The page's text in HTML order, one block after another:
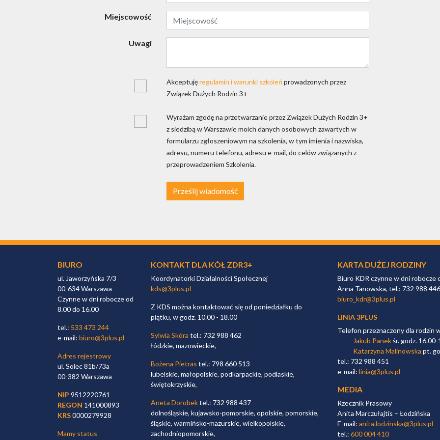
Miejscowość
Uwagi
Akceptujęregulamin i warunki szkoleń prowadzonych przez
Związek Dużych Rodzin 3+
Wyrażam zgodę na przetwarzanie przez Związek Dużych Rodzin 3+
z siedzibą w Warszawie moich danych osobowych zawartych w
formularzu zgłoszeniowym na szkolenia, w tym imienia i nazwiska,
adresu, numeru telefonu, adresu e-mail, do celów związanych z
przeprowadzeniem Szkolenia.
Prześlij wiadomość
BIURO
ul. Jaworzyńska 7/3
00-634 Warszawa
Czynne w dni robocze od
8.00 do 16.00
tel.: 533 473 244
e-mail: biuro@3plus.pl
Adres rejestrowy
ul. Solec 81b/73a
00-382 Warszawa
NIP 9512220761
REGON 141000893
KRS0000279928
Mamy status
KONTAKT DLA KÓŁ ZDR3+
Koordynatorki Działalności Społecznej
kds@3plus.pl
Z KDS można kontaktować się od poniedziałku do
piątku, w godz. 10.00 - 18.00
Sylwia Skóra tel.: 732 988 462
łódzkie, mazowieckie,
Bożena Pietras tel.: 798 660 513
lubelskie, małopolskie, podkarpackie, podlaskie,
świętokrzyskie,
Aneta Dorobektel.: 732 988 437
dolnośląskie, kujawsko-pomorskie, opolskie, pomorskie,
śląskie, warmińsko-mazurskie, wielkopolskie,
zachodniopomorskie,
KARTA DUŻEJ RODZINY
Biuro KDR czynne w dni robocze
Anna Tanowska, tel.: 732 988 446
biuro_kdr@3plus.pl
LINIA 3PLUS
Telefon przeznaczony dla rodzin
Jakub Panekśr. godz. 16.00-
Katarzyna Malinowska pt.
tel.: 732 988 451
e-mail: linia@3plus.pl
MEDIA
Rzecznik Prasowy
Anita Marczułajtis – Łodzińska
E-mail: anita.lodzinska@3plus.pl
tel.: 600 004 410